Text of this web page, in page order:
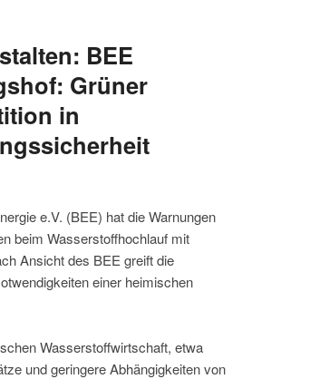
BEE
Grüner
in
e.V. (BEE) hat die Warnungen
beim Wasserstoffhochlauf mit
Ansicht des BEE greift die
einer heimischen
Wasserstoffwirtschaft, etwa
und geringere Abhängigkeiten von